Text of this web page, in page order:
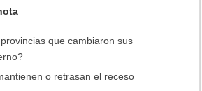
que cambiaron sus
o retrasan el receso